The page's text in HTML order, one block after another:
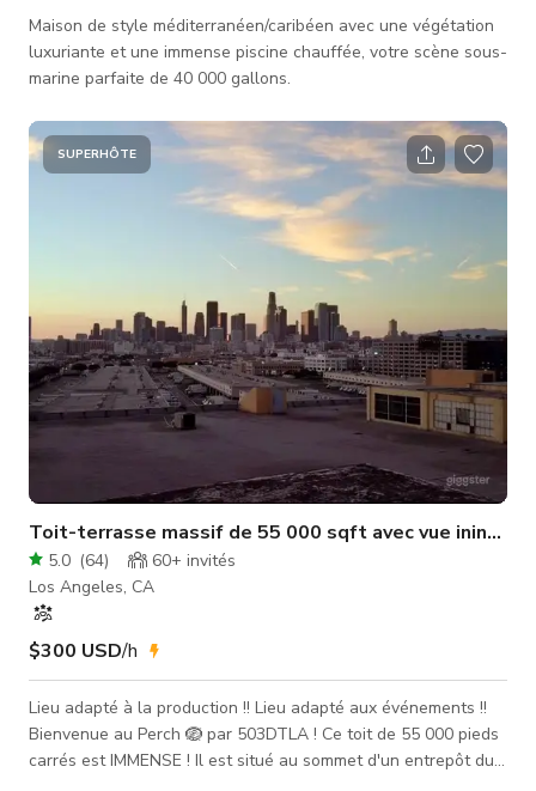
Maison de style méditerranéen/caribéen avec une végétation
luxuriante et une immense piscine chauffée, votre scène sous-
marine parfaite de 40 000 gallons.
SUPERHÔTE
Toit-terrasse massif de 55 000 sqft avec vue
5.0 (64) 60+ invités
Los Angeles, CA
$300 USD/h
Lieu adapté à la production !! Lieu adapté aux événements !!
Bienvenue au Perch 🪺 par 503DTLA ! Ce toit de 55 000 pieds
carrés est IMMENSE ! Il est situé au sommet d'un entrepôt du